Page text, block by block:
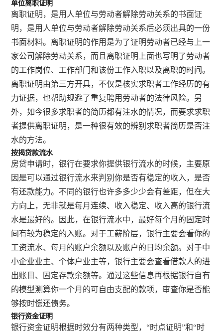
单位离职证明
离职证明，是用人单位与劳动者解除劳动关系的书面证
明，是用人单位与劳动者解除劳动关系后必须出具的一份
书面材料。离职证明的作用是为了证明劳动者已经与上一
家公司解除劳动关系，而且离职证明上面也写明了劳动者
的工作岗位、工作部门和该份工作入职以及离职的时间。
离职证明由第三方开具，不仅是核实求职者工作经历的有
力证据，也帮助规避了重复聘用劳动者的法律风险。另
外，如今很多求职者的简历都有注水的情况，而要求求职
者提供离职证明，是一种很有效的辨别求职者简历是否注
水的方法。
按揭贷款流水
房贷申请时，银行在要求你提供银行流水的时候，主要原
因是可以通过银行流水来判别你是否有稳定的收入，是否
有还款能力。不同的银行也许多多少少会有差距，但在大
方向上，无非就是每月连续、收入稳定、收入高的银行流
水是最好的。因此，在银行流水中，最好每个月的固定时
间有较为稳定的入账。对于工薪阶层，银行主要会看你的
工资流水、每月的账户余额以及账户的日均余额。对于中
小企业业主、个体户业主等，银行主要会查看借款人的进
出账目、固定存款余额等。通过这些信息再根据银行自有
的模型测算你一个月的可自由支配的款项，审查你是否能
够按时偿还债务。
银行资金证明
银行资金证明根据时效分有两种类型，“时点证明”和“时